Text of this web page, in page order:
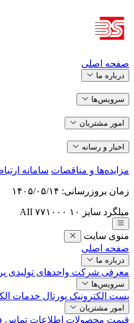
صفحه اصلی
درباره ما
سرویس‌ها
امور مشتریان
اخبار و رسانه
مزایده‌ها و مناقصات سامانه
زمان بروزرسانی: ۱۴۰۵/۰۵/۱۴
منوی سایت
صفحه اصلی
درباره ما
معرفی شرکت واحدهای تولیدی
سرویس‌ها
پست الکترونیک پورتال خدمات
امور مشتریان
قیمت محصولات اطلاعات